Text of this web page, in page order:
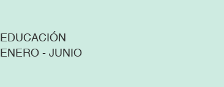
EDUCACIÓN
ENERO - JUNIO